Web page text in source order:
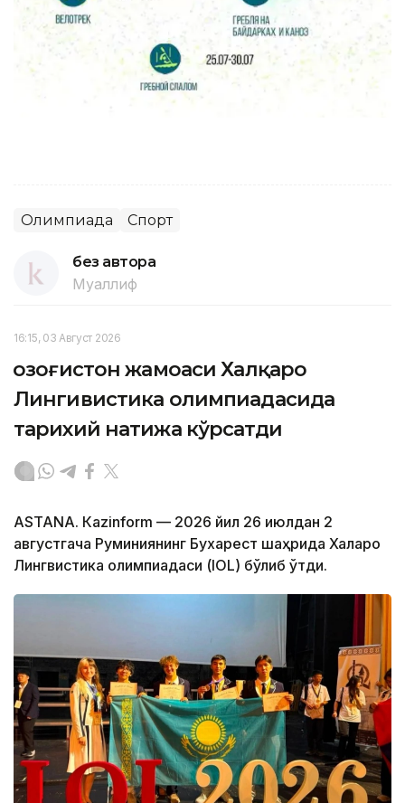
Олимпиада Спорт
без автора
Муаллиф
16:15, 03 Август 2026
Қозоғистон жамоаси Халқаро
Лингивистика олимпиадасида
тарихий натижа кўрсатди
ASTANА. Кazinform — 2026 йил 26 июлдан 2
августгача Руминиянинг Бухарест шаҳрида Халқаро
Лингвистика олимпиадаси (IOL) бўлиб ўтди.